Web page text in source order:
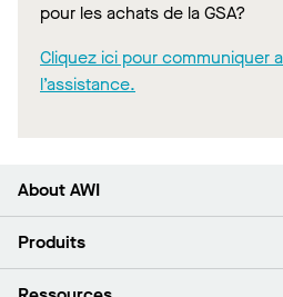
pour les achats de la GSA?
Cliquez ici pour communiquer
l’assistance.
About AWI
À propos de nous
Produits
Plafonds